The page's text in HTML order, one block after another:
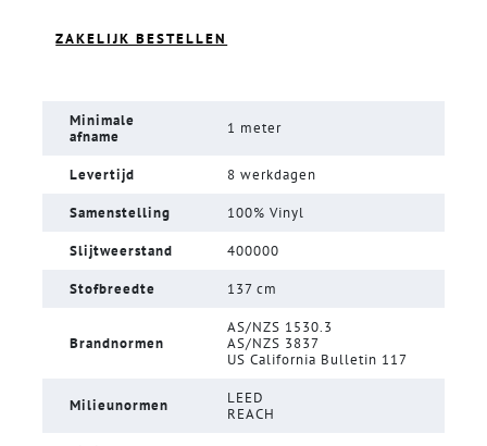
ZAKELIJK BESTELLEN
Minimale
afname
1 meter
Levertijd 8 werkdagen
Samenstelling 100% Vinyl
Slijtweerstand 400000
Stofbreedte 137 cm
Brandnormen
AS/NZS 1530.3
AS/NZS 3837
US California Bulletin 117
Milieunormen
LEED
REACH